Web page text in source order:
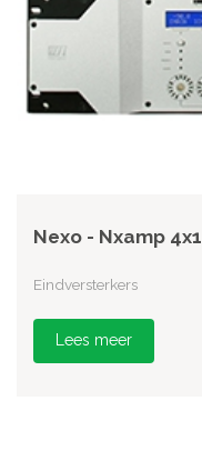
Nexo - Nxamp 4x1
Eindversterkers
Lees meer